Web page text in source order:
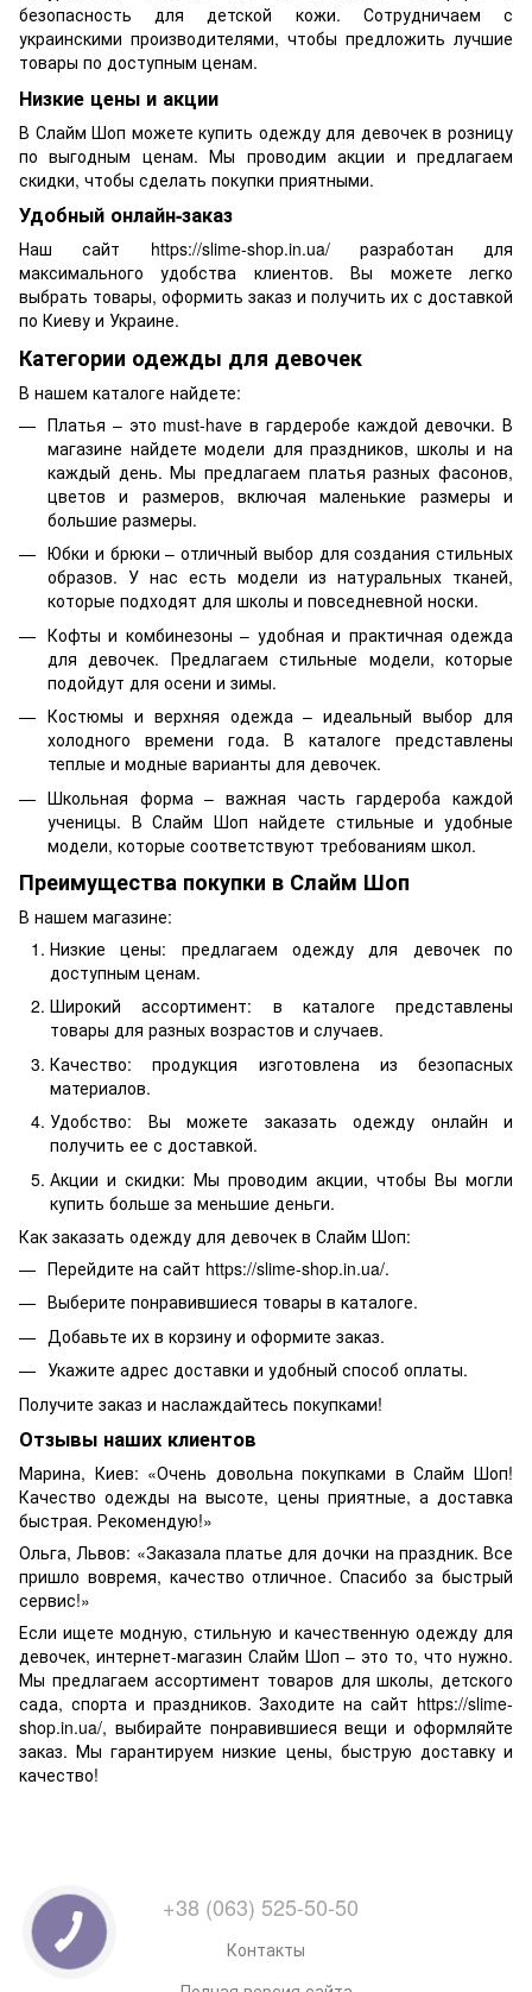
безопасность для детской кожи. Сотрудничаем с
украинскими производителями, чтобы предложить лучшие
товары по доступным ценам.
Низкие цены и акции
В Слайм Шоп можете купить одежду для девочек в розницу
по выгодным ценам. Мы проводим акции и предлагаем
скидки, чтобы сделать покупки приятными.
Удобный онлайн-заказ
Наш сайт https://slime-shop.in.ua/ разработан для
максимального удобства клиентов. Вы можете легко
выбрать товары, оформить заказ и получить их с доставкой
по Киеву и Украине.
Категории одежды для девочек
В нашем каталоге найдете:
Платья – это must-have в гардеробе каждой девочки. В
магазине найдете модели для праздников, школы и на
каждый день. Мы предлагаем платья разных фасонов,
цветов и размеров, включая маленькие размеры и
большие размеры.
Юбки и брюки – отличный выбор для создания стильных
образов. У нас есть модели из натуральных тканей,
которые подходят для школы и повседневной носки.
Кофты и комбинезоны – удобная и практичная одежда
для девочек. Предлагаем стильные модели, которые
подойдут для осени и зимы.
Костюмы и верхняя одежда – идеальный выбор для
холодного времени года. В каталоге представлены
теплые и модные варианты для девочек.
Школьная форма – важная часть гардероба каждой
ученицы. В Слайм Шоп найдете стильные и удобные
модели, которые соответствуют требованиям школ.
Преимущества покупки в Слайм Шоп
В нашем магазине:
Низкие цены: предлагаем одежду для девочек по
доступным ценам.
Широкий ассортимент: в каталоге представлены
товары для разных возрастов и случаев.
Качество: продукция изготовлена из безопасных
материалов.
Удобство: Вы можете заказать одежду онлайн и
получить ее с доставкой.
Акции и скидки: Мы проводим акции, чтобы Вы могли
купить больше за меньшие деньги.
Как заказать одежду для девочек в Слайм Шоп:
Перейдите на сайт https://slime-shop.in.ua/.
Выберите понравившиеся товары в каталоге.
Добавьте их в корзину и оформите заказ.
Укажите адрес доставки и удобный способ оплаты.
Получите заказ и наслаждайтесь покупками!
Отзывы наших клиентов
Марина, Киев: «Очень довольна покупками в Слайм Шоп!
Качество одежды на высоте, цены приятные, а доставка
быстрая. Рекомендую!»
Ольга, Львов: «Заказала платье для дочки на праздник. Все
пришло вовремя, качество отличное. Спасибо за быстрый
сервис!»
Если ищете модную, стильную и качественную одежду для
девочек, интернет-магазин Слайм Шоп – это то, что нужно.
Мы предлагаем ассортимент товаров для школы, детского
сада, спорта и праздников. Заходите на сайт https://slime-
shop.in.ua/, выбирайте понравившиеся вещи и оформляйте
заказ. Мы гарантируем низкие цены, быструю доставку и
качество!
+38 (063) 525-50-50
Контакты